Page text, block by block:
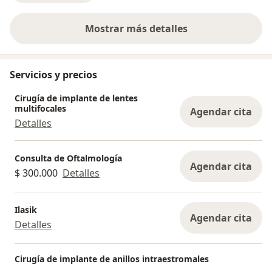
Mostrar más detalles
sobre la experiencia
Servicios y precios
Cirugía de implante de lentes
multifocales
Detalles
Agendar cita
Consulta de Oftalmología
$ 300.000 Detalles Agendar cita
Ilasik
Detalles Agendar cita
Cirugía de implante de anillos intraestromales